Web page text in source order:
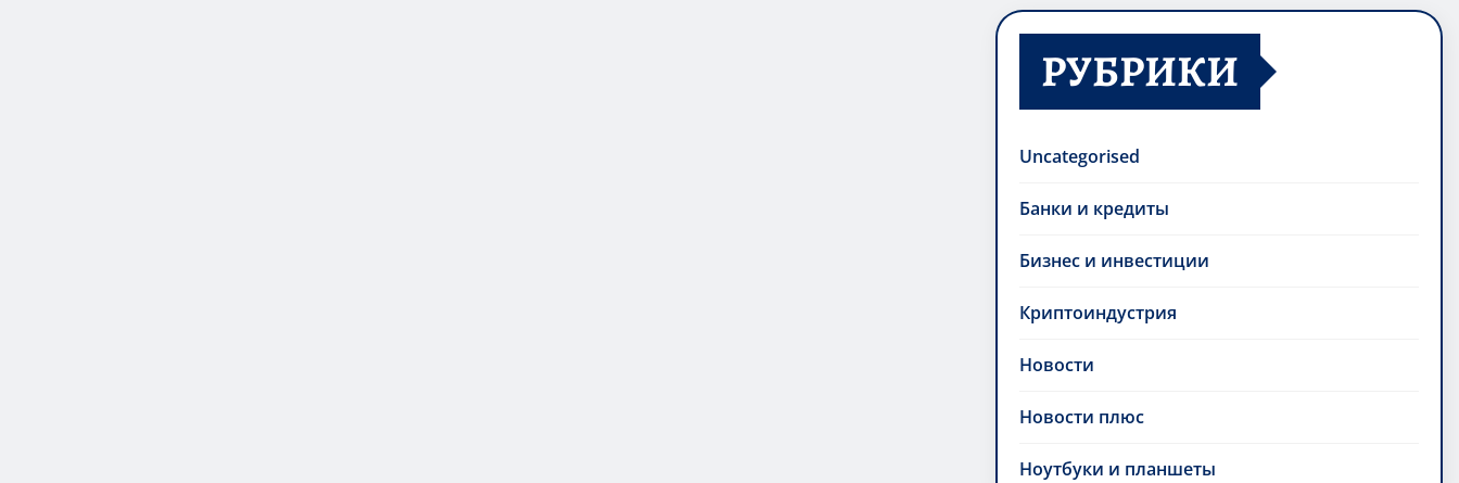
РУБРИКИ
Uncategorised
Банки и кредиты
Бизнес и инвестиции
Криптоиндустрия
Новости
Новости плюс
Ноутбуки и планшеты